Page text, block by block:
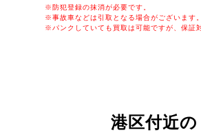
※防犯登録の抹消が必要です。
※事故車などは引取となる場合がございます。
※パンクしていても買取は可能ですが、保証
港区付近の